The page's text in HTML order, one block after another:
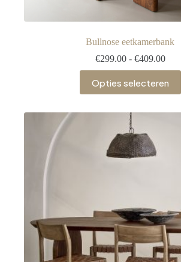
Bullnose eetkamerbank
€299.00 - €409.00
Opties selecteren